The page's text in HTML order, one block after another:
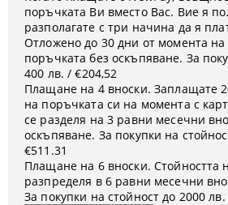
поръчката Ви вместо Вас. Вие я
разполагате с три начина да я
Отложено до 30 дни от момента
поръчката без оскъпяване. За
400 лв. / €204,52
Плащане на 4 вноски. Заплащате
на поръчката си на момента с
се разделя на 3 равни месечни
оскъпяване. За покупки на
€511.31
Плащане на 6 вноски. Стойността
разпределя в 6 равни месечни
За покупки на стойност до 2000 лв.